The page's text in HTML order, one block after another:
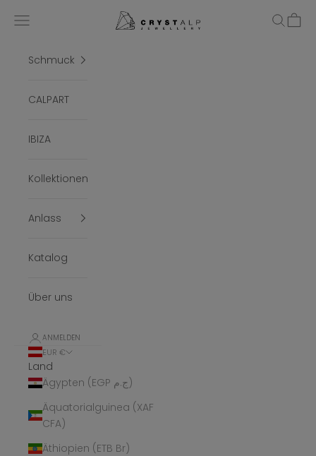
crystalpjewelry
Menü Suchen
Schmuck
CALPART
IBIZA
Kollektionen
Anlass
Katalog
Über uns
ANMELDEN
EUR €
Land
Ägypten (EGP ج.م)
Äquatorialguinea (XAF
CFA)
Äthiopien (ETB Br)